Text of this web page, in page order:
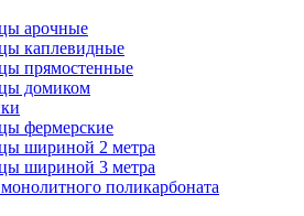
арочные
каплевидные
прямостенные
домиком
фермерские
шириной 2 метра
шириной 3 метра
поликарбоната